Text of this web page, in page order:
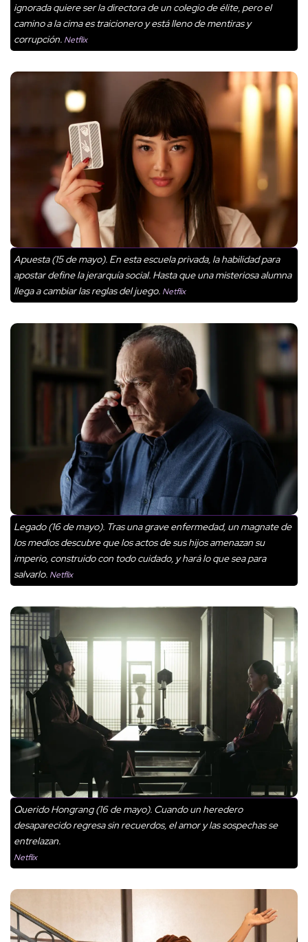
ignorada quiere ser la directora de un colegio de élite, pero el
camino a la cima es traicionero y está lleno de mentiras y
corrupción. Netflix
Apuesta (15 de mayo). En esta escuela privada, la habilidad para
apostar define la jerarquía social. Hasta que una misteriosa alumna
llega a cambiar las reglas del juego. Netflix
Legado (16 de mayo). Tras una grave enfermedad, un magnate de
los medios descubre que los actos de sus hijos amenazan su
imperio, construido con todo cuidado, y hará lo que sea para
salvarlo. Netflix
Querido Hongrang (16 de mayo). Cuando un heredero
desaparecido regresa sin recuerdos, el amor y las sospechas se
entrelazan.
Netflix